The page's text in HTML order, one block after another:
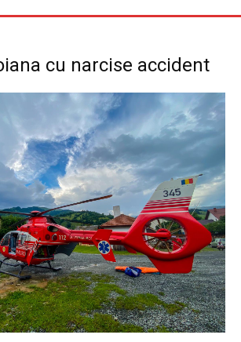
cu narcise accident